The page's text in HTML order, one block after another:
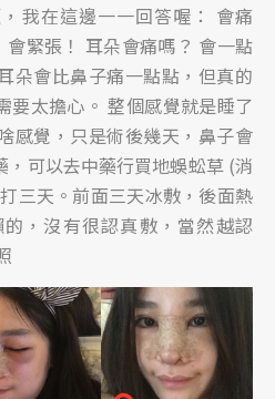
我在這邊一一回答喔： 會痛
緊張！ 耳朵會痛嗎？ 會一點
朵會比鼻子痛一點點，但真的
要太擔心。 整個感覺就是睡了
感覺，只是術後幾天，鼻子會
可以去中藥行買地蜈蚣草 (消
三天。前面三天冰敷，後面熱
，沒有很認真敷，當然越認